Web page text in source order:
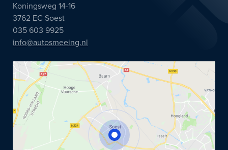
Koningsweg 14-16
3762 EC Soest
035 603 9925
info@autosmeeing.nl